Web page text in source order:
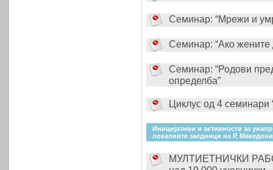
Семинар: “Мрежи и
Семинар: “Ако жените
Семинар: “Родови
определба”
Циклус од 4 семинари
Иницијативи и активности за
локалните заедници на Р.
МУЛТИЕТНИЧКИ